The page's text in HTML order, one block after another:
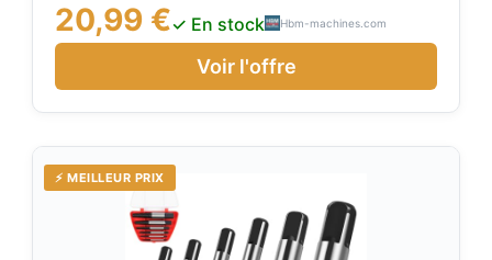
idéale pour les fixations bloquées ou cassées. Les
extracteurs garantissent un retrait efficace sans
endommager la pièce.
20,99 €✓ En stock Hbm-machines.com
Voir l'offre
⚡ MEILLEUR PRIX